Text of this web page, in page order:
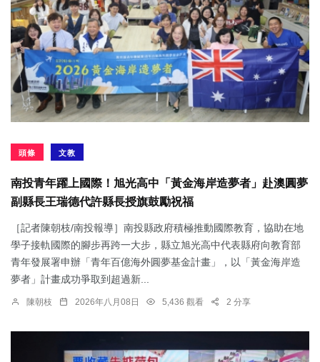
頭條 文教
南投青年躍上國際！旭光高中「黃金海岸造夢者」赴澳圓夢
副縣長王瑞德代許縣長授旗鼓勵祝福
［記者陳朝枝/南投報導］南投縣政府積極推動國際教育，協助在地
學子接軌國際的腳步再跨一大步，縣立旭光高中代表縣府向教育部
青年發展署申辦「青年百億海外圓夢基金計畫」，以「黃金海岸造
夢者」計畫成功爭取到超過新...
陳朝枝 2026年八月08日 5,436 觀看 2 分享